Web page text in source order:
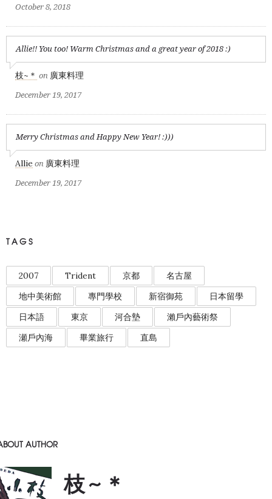
October 8, 2018
Allie!! You too! Warm Christmas and a great year of 2018 :)
枝~＊ on 廣東料理
December 19, 2017
Merry Christmas and Happy New Year! :)))
Allie on 廣東料理
December 19, 2017
TAGS
2007 Trident 京都
名古屋
地中美術館
專門學校 新宿御苑
日本留學
日本語
東京 河合墊
瀨戶內藝術祭
瀬戶內海
畢業旅行 直島
AUTHOR
枝~＊